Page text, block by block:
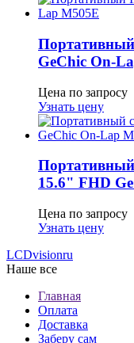
GeСhic On-
Цена по запросу
Узнать цену
15.6" FHD
Цена по запросу
Узнать цену
LCDvisionru
Наше все
Главная
Оплата
Доставка
Заберу сам